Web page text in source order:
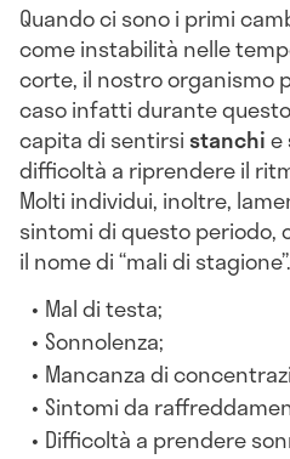
Quando ci sono i primi
come instabilità nelle
corte, il nostro organismo
caso infatti durante
capita di sentirsistanchie
difficoltà a riprendere il
Molti individui, inoltre,
sintomi di questo
il nome di “mali di
Mal di testa;
Sonnolenza;
Mancanza di
Sintomi da
Difficoltà a prendere